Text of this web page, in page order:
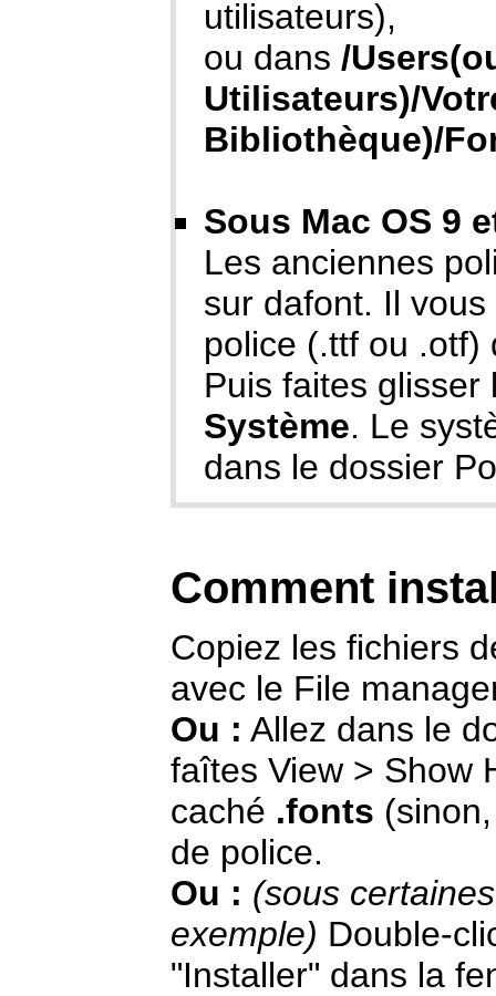
utilisateurs),
ou dans /
Utilisateurs)/
Bibliothèque)/
Sous Mac OS 9
Les anciennes
sur dafont. Il
police (.ttf ou .otf)
Puis faites
Système. Le
dans le dossier
Comment
Copiez les fichiers
avec le File
Ou : Allez dans le
faîtes View > Show
caché .fonts
de police.
Ou : (sous
exemple) Double-
"Installer" dans la